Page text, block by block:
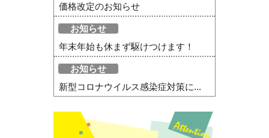
価格改定のお知らせ
お知らせ
年末年始も休まず駆けつけます！
お知らせ
新型コロナウイルス感染症対策に...